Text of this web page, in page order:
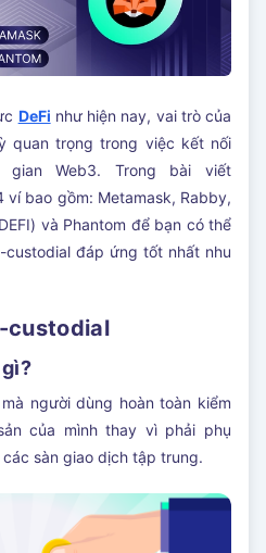
DeFi như hiện nay, vai trò của
quan trọng trong việc kết nối
gian Web3. Trong bài viết
ví bao gồm: Metamask, Rabby,
và Phantom để bạn có thể
custodial đáp ứng tốt nhất nhu
custodial
người dùng hoàn toàn kiểm
của mình thay vì phải phụ
sàn giao dịch tập trung.